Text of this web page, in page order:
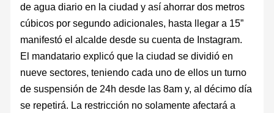
de agua diario en la ciudad y así ahorrar dos metros
cúbicos por segundo adicionales, hasta llegar a 15”
manifestó el alcalde desde su cuenta de Instagram.
El mandatario explicó que la ciudad se dividió en
nueve sectores, teniendo cada uno de ellos un turno
de suspensión de 24h desde las 8am y, al décimo día
se repetirá. La restricción no solamente afectará a